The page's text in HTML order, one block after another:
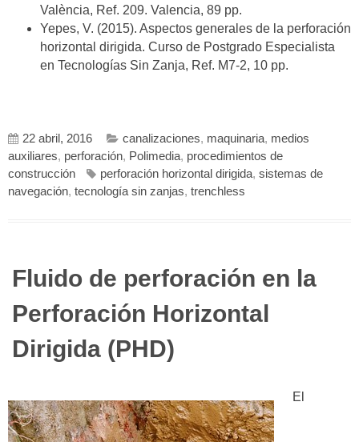
València, Ref. 209. Valencia, 89 pp.
Yepes, V. (2015). Aspectos generales de la perforación
horizontal dirigida. Curso de Postgrado Especialista
en Tecnologías Sin Zanja, Ref. M7-2, 10 pp.
22 abril, 2016 canalizaciones, maquinaria, medios
auxiliares, perforación, Polimedia, procedimientos de
construcción
perforación horizontal dirigida, sistemas de
navegación, tecnología sin zanjas, trenchless
Fluido de perforación en la
Perforación Horizontal
Dirigida (PHD)
El